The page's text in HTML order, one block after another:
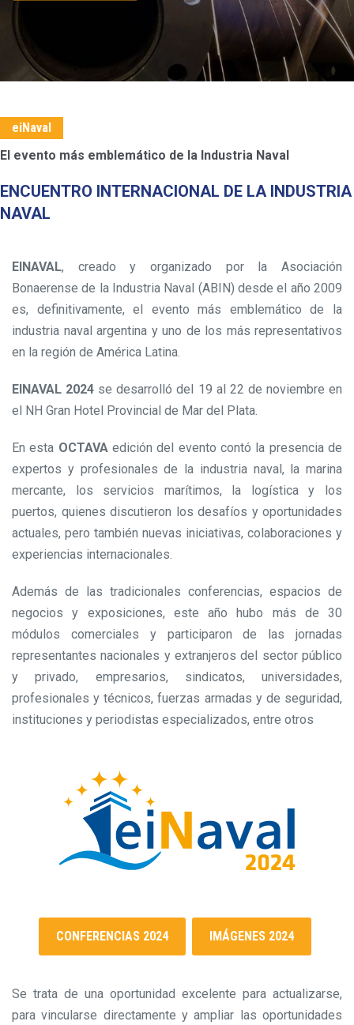
SABER MÁS
eiNaval
El evento más emblemático de la Industria Naval
ENCUENTRO INTERNACIONAL DE LA INDUSTRIA
NAVAL
EINAVAL, creado y organizado por la Asociación
Bonaerense de la Industria Naval (ABIN) desde el año 2009
es, definitivamente, el evento más emblemático de la
industria naval argentina y uno de los más representativos
en la región de América Latina.
EINAVAL 2024 se desarrolló del 19 al 22 de noviembre en
el NH Gran Hotel Provincial de Mar del Plata.
En esta OCTAVAedición del evento contó la presencia de
expertos y profesionales de la industria naval, la marina
mercante, los servicios marítimos, la logística y los
puertos, quienes discutieron los desafíos y oportunidades
actuales, pero también nuevas iniciativas, colaboraciones y
experiencias internacionales.
Además de las tradicionales conferencias, espacios de
negocios y exposiciones, este año hubo más de 30
módulos comerciales y participaron de las jornadas
representantes nacionales y extranjeros del sector público
y privado, empresarios, sindicatos, universidades,
profesionales y técnicos, fuerzas armadas y de seguridad,
instituciones y periodistas especializados, entre otros
CONFERENCIAS 2024 IMÁGENES 2024
Se trata de una oportunidad excelente para actualizarse,
para vincularse directamente y ampliar las oportunidades